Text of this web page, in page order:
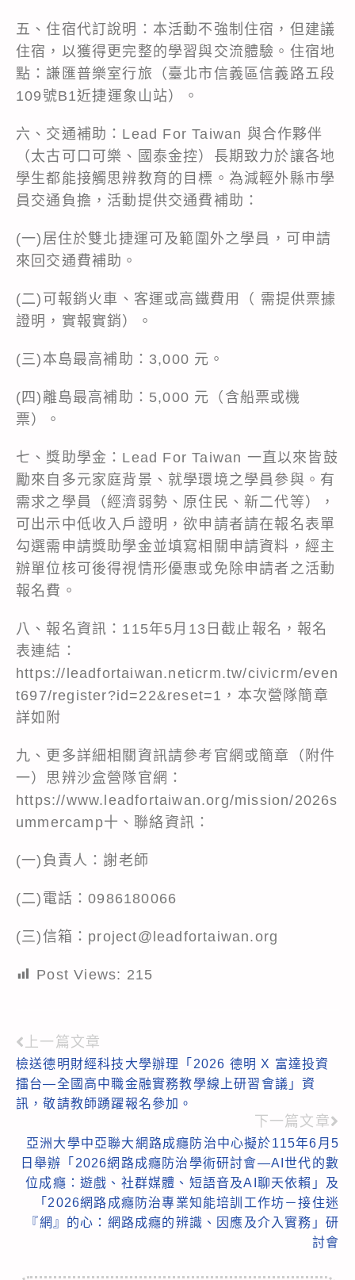
五、住宿代訂說明：本活動不強制住宿，但建議
住宿，以獲得更完整的學習與交流體驗。住宿地
點：謙匯普樂室行旅（臺北市信義區信義路五段
109號B1近捷運象山站）。
六、交通補助：Lead For Taiwan 與合作夥伴
（太古可口可樂、國泰金控）長期致力於讓各地
學生都能接觸思辨教育的目標。為減輕外縣市學
員交通負擔，活動提供交通費補助：
(一)居住於雙北捷運可及範圍外之學員，可申請
來回交通費補助。
(二)可報銷火車、客運或高鐵費用（ 需提供票據
證明，實報實銷）。
(三)本島最高補助：3,000 元。
(四)離島最高補助：5,000 元（含船票或機
票）。
七、獎助學金：Lead For Taiwan 一直以來皆鼓
勵來自多元家庭背景、就學環境之學員參與。有
需求之學員（經濟弱勢、原住民、新二代等），
可出示中低收入戶證明，欲申請者請在報名表單
勾選需申請獎助學金並填寫相關申請資料，經主
辦單位核可後得視情形優惠或免除申請者之活動
報名費。
八、報名資訊：115年5月13日截止報名，報名
表連結：
https://leadfortaiwan.neticrm.tw/civicrm/even
t697/register?id=22&reset=1，本次營隊簡章
詳如附
九、更多詳細相關資訊請參考官網或簡章（附件
一）思辨沙盒營隊官網：
https://www.leadfortaiwan.org/mission/2026s
ummercamp十、聯絡資訊：
(一)負責人：謝老師
(二)電話：0986180066
(三)信箱：project@leadfortaiwan.org
Post Views: 215
Read
more
articles
上一篇文章
檢送德明財經科技大學辦理「2026 德明 X 富達投資
擂台—全國高中職金融實務教學線上研習會議」資
訊，敬請教師踴躍報名參加。
下一篇文章
亞洲大學中亞聯大網路成癮防治中心擬於115年6月5
日舉辦「2026網路成癮防治學術研討會—AI世代的數
位成癮：遊戲、社群媒體、短語音及AI聊天依賴」及
「2026網路成癮防治專業知能培訓工作坊－接住迷
『網』的心：網路成癮的辨識、因應及介入實務」研
討會